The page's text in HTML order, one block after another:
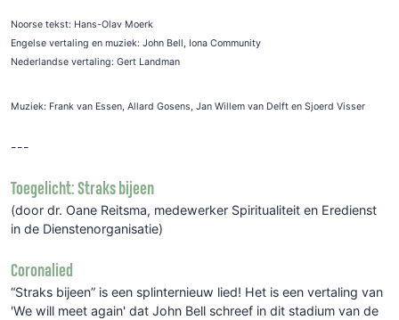
Noorse tekst: Hans-Olav Moerk
Engelse vertaling en muziek: John Bell, Iona Community
Nederlandse vertaling: Gert Landman
Muziek: Frank van Essen, Allard Gosens, Jan Willem van Delft en Sjoerd Visser
---
Toegelicht:Straks bijeen
(door dr. Oane Reitsma, medewerker Spiritualiteit en Eredienst
in de Dienstenorganisatie)
Coronalied
“Straks bijeen” is een splinternieuw lied! Het is een vertaling van
'We will meet again' dat John Bell schreef in dit stadium van de